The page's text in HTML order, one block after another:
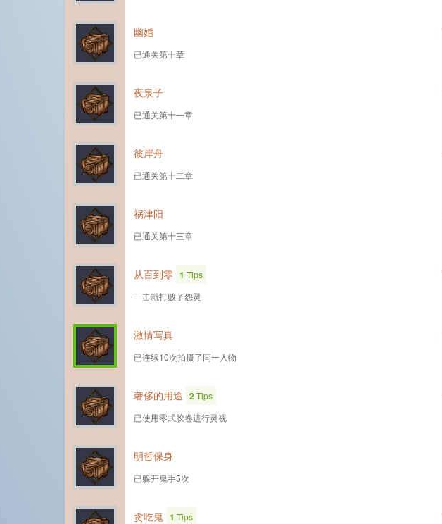
幽婚
已通关第十章
夜泉子
已通关第十一章
彼岸舟
已通关第十二章
祸津阳
已通关第十三章
从百到零 1 Tips
一击就打败了怨灵
激情写真
已连续10次拍摄了同一人物
奢侈的用途 2Tips
已使用零式胶卷进行灵视
明哲保身
已躲开鬼手5次
贪吃鬼 1 Tips